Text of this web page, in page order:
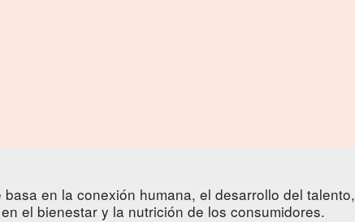
en la conexión humana, el desarrollo del talento,
el bienestar y la nutrición de los consumidores.